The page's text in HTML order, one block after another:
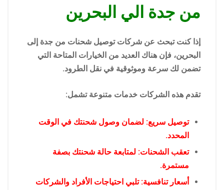
من جدة الي البحرين
إذا كنت تبحث عن شركات توصيل شحنات من جدة إلى
البحرين، فإن هناك العديد من الخيارات المتاحة التي
تضمن لك سرعة وموثوقية في نقل الطرود.
تقدم هذه الشركات خدمات متنوعة تشمل:
توصيل سريع: لضمان وصول شحنتك في الوقت
المحدد.
تعقب الشحنات: لمتابعة حالة شحنتك بصفة
مستمرة.
أسعار تنافسية: تلبي احتياجات الأفراد والشركات